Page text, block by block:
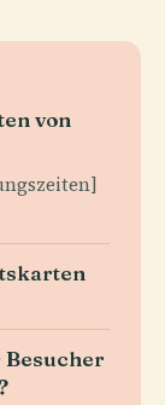
von
Besucher